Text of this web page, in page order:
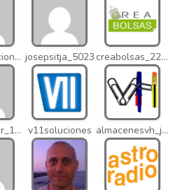
administracion_nhd josepsitja_5023 creabolsas_22110
programmer_12837 v11soluciones almacenesvh_jo2